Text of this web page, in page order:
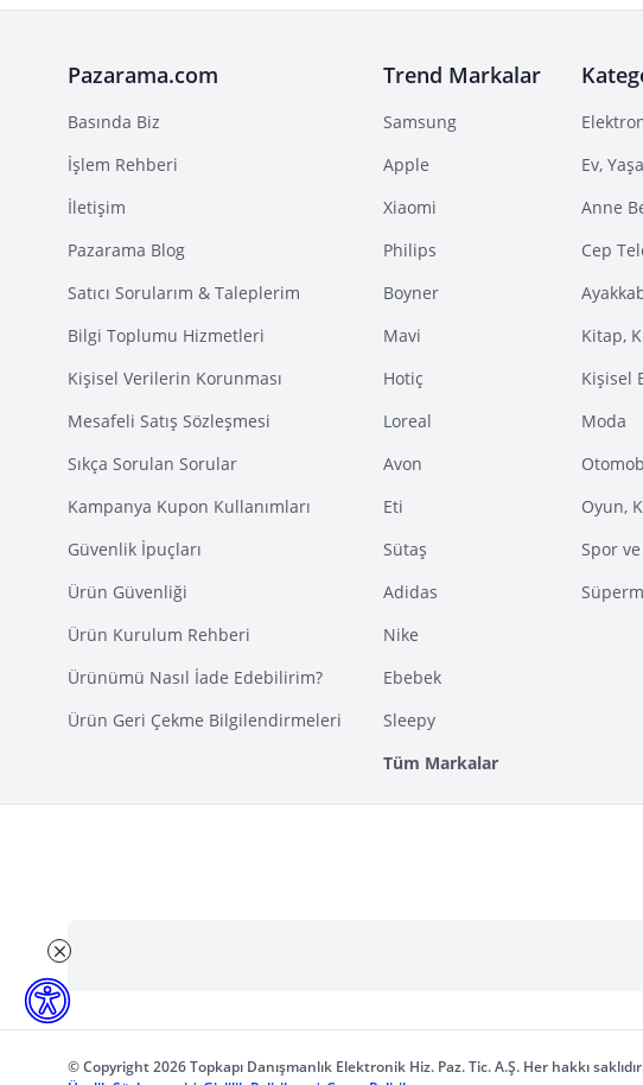
Pazarama.com
Basında Biz
İşlem Rehberi
İletişim
Pazarama Blog
Satıcı Sorularım & Taleplerim
Bilgi Toplumu Hizmetleri
Kişisel Verilerin Korunması
Mesafeli Satış Sözleşmesi
Sıkça Sorulan Sorular
Kampanya Kupon Kullanımları
Güvenlik İpuçları
Ürün Güvenliği
Ürün Kurulum Rehberi
Ürünümü Nasıl İade Edebilirim?
Ürün Geri Çekme Bilgilendirmeleri
Trend Markalar
Samsung
Apple
Xiaomi
Philips
Boyner
Mavi
Hotiç
Loreal
Avon
Eti
Sütaş
Adidas
Nike
Ebebek
Sleepy
Tüm Markalar
Ev,
Anne
Cep
Kitap,
Kişisel
Moda
Oyun,
Spor
© Copyright 2026 Topkapı Danışmanlık Elektronik Hiz. Paz. Tic. A.Ş. Her hakkı